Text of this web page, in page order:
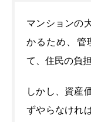
マンションの
かるため、管
て、住民の負
しかし、資産
ずやらなけれ